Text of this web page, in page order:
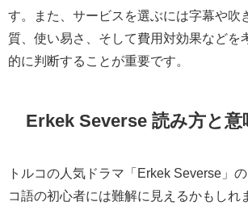
す。また、サービスを選ぶには字幕や吹
質、使い易さ、そして費用対効果などを
的に判断することが重要です。
Erkek Severse 読み方と意
トルコの人気ドラマ「Erkek Severse」
コ語の初心者には難解に見えるかもしれ